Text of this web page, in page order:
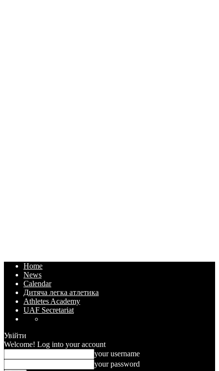
Home
News
Calendar
Дитяча легка атлетика
Athletes Academy
UAF Secretariat
Увійти
Welcome! Log into your account
your username
your password